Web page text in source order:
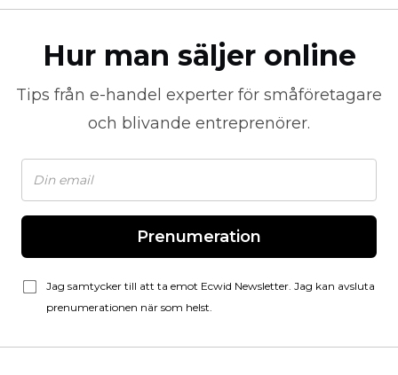
Hur man säljer online
Tips från e-handel experter för småföretagare
och blivande entreprenörer.
Prenumeration
Jag samtycker till att ta emot Ecwid Newsletter. Jag kan avsluta
prenumerationen när som helst.